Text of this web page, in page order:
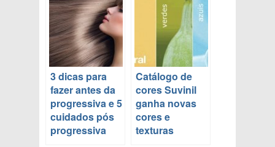
3 dicas para
fazer antes da
progressiva e 5
cuidados pós
progressiva
Catálogo de
cores Suvinil
ganha novas
cores e
texturas